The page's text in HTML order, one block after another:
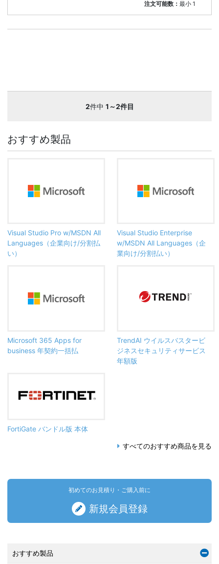
注文可能数：最小 1
2件中 1～2件目
おすすめ製品
Visual Studio Pro w/MSDN All
Languages（企業向け/分割払
い）
Visual Studio Enterprise
w/MSDN All Languages（企
業向け/分割払い）
Microsoft 365 Apps for
business 年契約一括払
TrendAI ウイルスバスタービ
ジネスセキュリティサービス
年額版
FortiGate バンドル版 本体
すべてのおすすめ商品を見る
初めてのお見積り・ご購入前に
新規会員登録
おすすめ製品